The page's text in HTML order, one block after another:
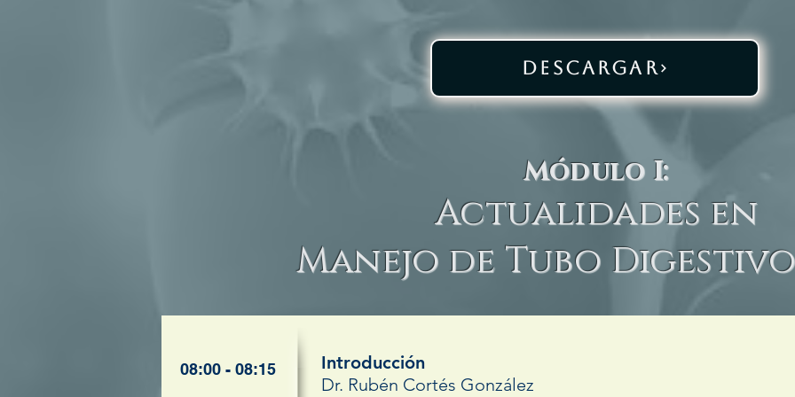
DESCARGAR
Módulo I:
Actualidades en
Manejo de Tubo
08:00 - 08:15
Introducción
Dr. Rubén Cortés González